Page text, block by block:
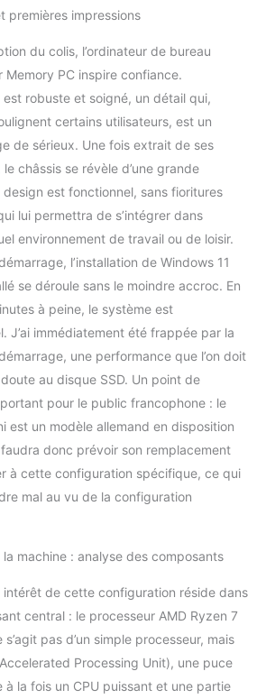
que ce soit au
ou en entreprise,
nos ordinateurs de
bureau Memory PC
sont conçus pour
être efficaces. Nous
les derniers
matériels de
marques connues.
Sécurité à l'avenir :
conçu pour une
mise à niveau
future. La mémoire
vive et les disques
durs peuvent être
facilement étendus
si nécessaire. Sûr et
stable : chaque
système Memory
dernier système
d'exploitation et
toutes les mises à
délibérément aux
publicitaires
gênants ou
garantir des
performances
maximales. Équipé
premières impressions
du colis, l’ordinateur de bureau
Memory PC inspire confiance.
est robuste et soigné, un détail qui,
certains utilisateurs, est un
de sérieux. Une fois extrait de ses
châssis se révèle d’une grande
design est fonctionnel, sans fioritures
lui permettra de s’intégrer dans
environnement de travail ou de loisir.
l’installation de Windows 11
se déroule sans le moindre accroc. En
à peine, le système est
J’ai immédiatement été frappée par la
une performance que l’on doit
au disque SSD. Un point de
pour le public francophone : le
est un modèle allemand en disposition
faudra donc prévoir son remplacement
à cette configuration spécifique, ce qui
mal au vu de la configuration
machine : analyse des composants
intérêt de cette configuration réside dans
central : le processeur AMD Ryzen 7
s’agit pas d’un simple processeur, mais
Processing Unit), une puce
à la fois un CPU puissant et une partie